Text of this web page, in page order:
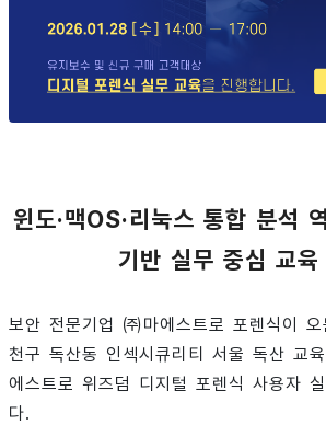
윈도·맥OS·리눅스 통합 분석
기반 실무 중심 교육
보안 전문기업 ㈜마에스트로 포렌식이
천구 독산동 인섹시큐리티 서울 독산 교
에스트로 위즈덤 디지털 포렌식 사용자
다.